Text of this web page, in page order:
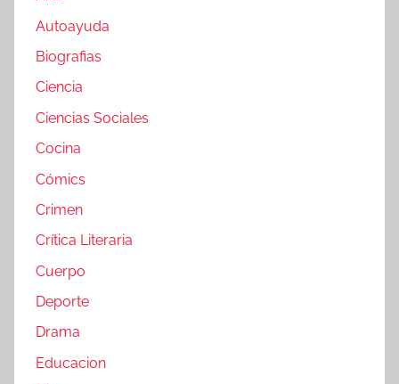
Autoayuda
Biografias
Ciencia
Ciencias Sociales
Cocina
Cómics
Crimen
Crítica Literaria
Cuerpo
Deporte
Drama
Educacion